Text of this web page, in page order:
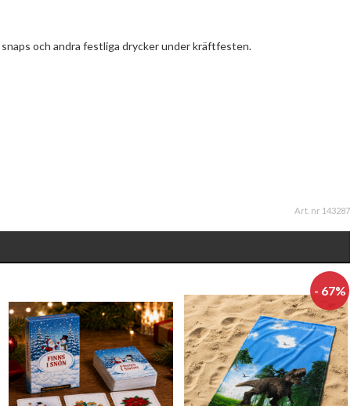
och andra festliga drycker under kräftfesten.
Art. nr 143287
- 67%